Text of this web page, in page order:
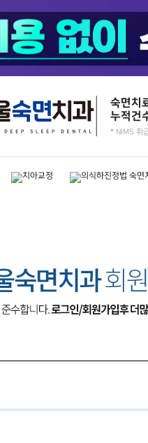
숙면치
누적건
* NIMS 취